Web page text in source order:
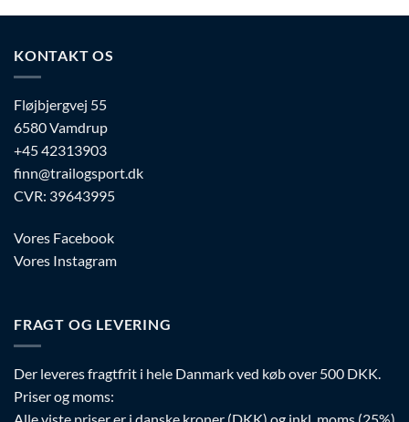
varesiden
Mulighederne
KONTAKT OS
Fløjbjergvej 55
6580 Vamdrup
+45 42313903
finn@trailogsport.dk
CVR: 39643995
Vores Facebook
Vores Instagram
FRAGT OG LEVERING
Der leveres fragtfrit i hele Danmark ved køb over 500 DKK.
Priser og moms: